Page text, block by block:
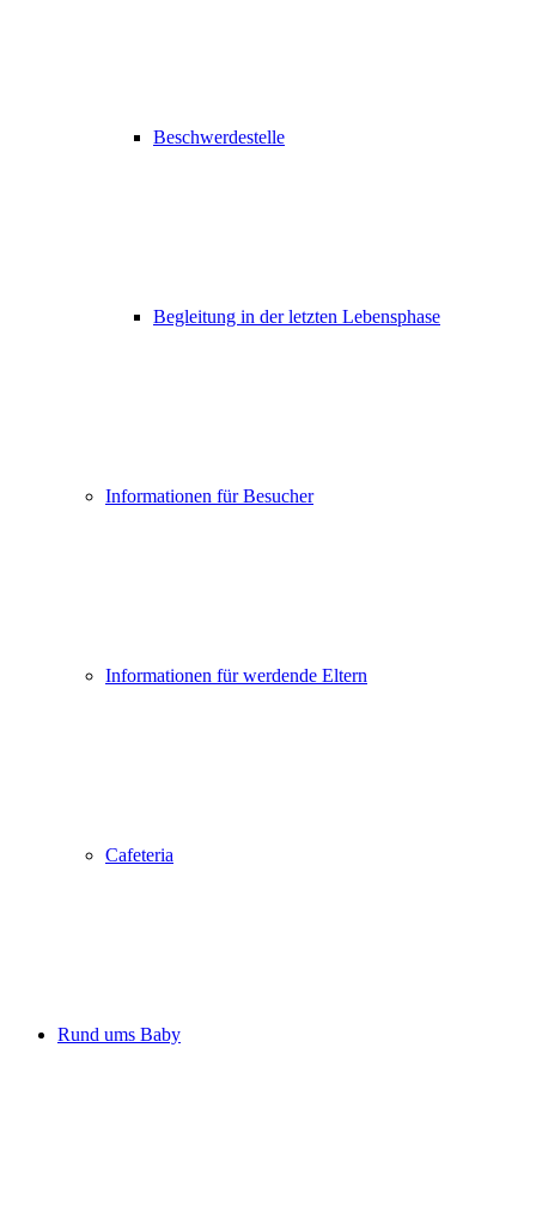
Beschwerdestelle
Begleitung in der letzten Lebensphase
Informationen für Besucher
Informationen für werdende Eltern
Cafeteria
Rund ums Baby